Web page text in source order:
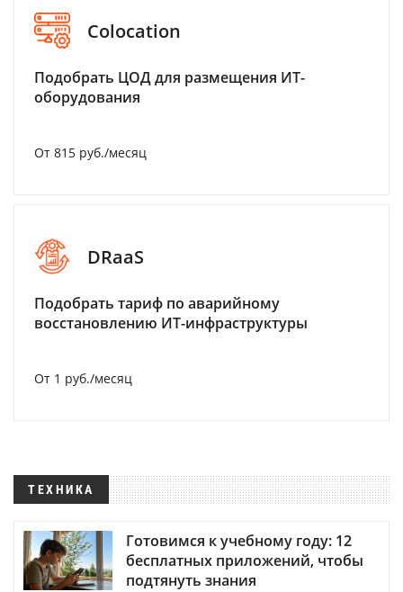
Colocation
Подобрать ЦОД для размещения ИТ-
оборудования
От 815 руб./месяц
DRaaS
Подобрать тариф по аварийному
восстановлению ИТ-инфраструктуры
От 1 руб./месяц
ТЕХНИКА
Готовимся к учебному году: 12
бесплатных приложений, чтобы
подтянуть знания